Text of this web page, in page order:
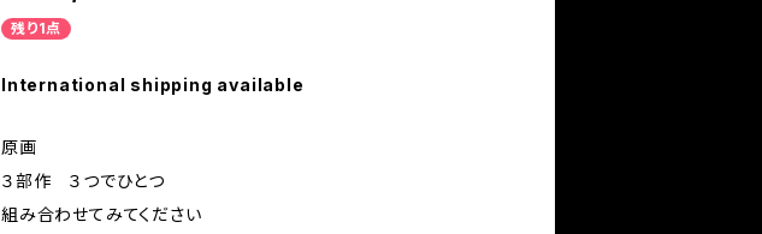
残り1点
International shipping available
原画
３部作 ３つでひとつ
組み合わせてみてください